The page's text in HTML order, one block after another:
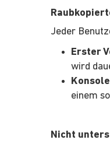
Jeder
Erster
wird
einem
Nicht